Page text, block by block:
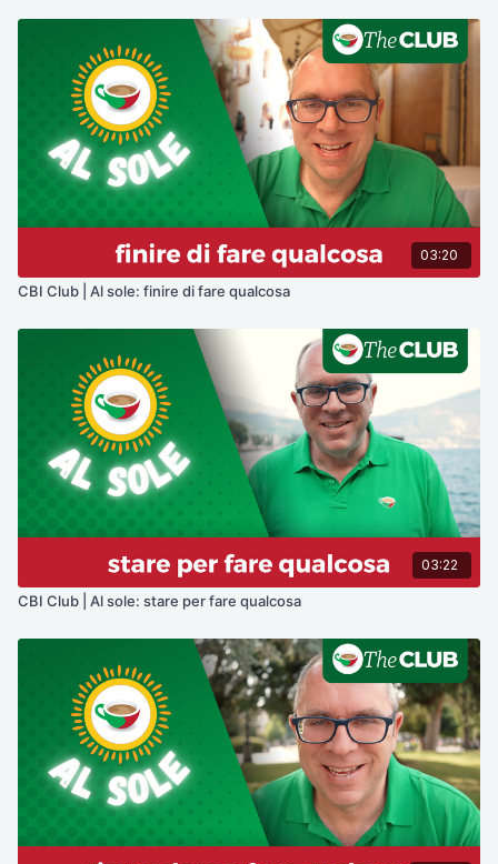
03:20
CBI Club | Al sole: finire di fare qualcosa
03:22
CBI Club | Al sole: stare per fare qualcosa